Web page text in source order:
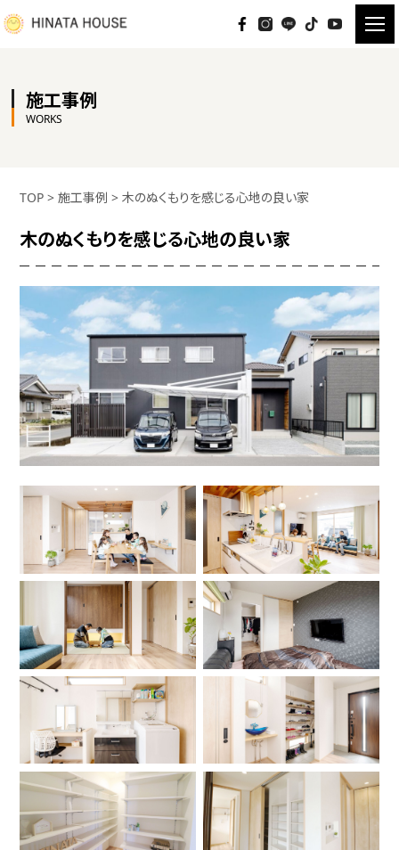
施工事例
WORKS
TOP >施工事例 >木のぬくもりを感じる心地の良い家
木のぬくもりを感じる心地の良い家